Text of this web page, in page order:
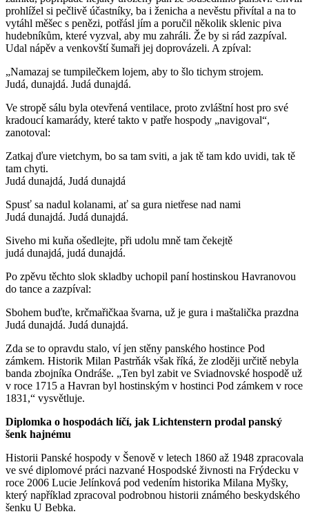
prohlížel si pečlivě účastníky, ba i ženicha a nevěstu přivítal a na to
vytáhl měšec s penězi, potřásl jím a poručil několik sklenic piva
hudebníkům, které vyzval, aby mu zahráli. Že by si rád zazpíval.
Udal nápěv a venkovští šumaři jej doprovázeli. A zpíval:
„Namazaj se tumpilečkem lojem, aby to šlo tichym strojem.
Judá, dunajdá. Judá dunajdá.
Ve stropě sálu byla otevřená ventilace, proto zvláštní host pro své
kradoucí kamarády, které takto v patře hospody „navigoval“,
zanotoval:
Zatkaj ďure vietchym, bo sa tam sviti, a jak tě tam kdo uvidi, tak tě
tam chyti.
Judá dunajdá, Judá dunajdá
Spusť sa nadul kolanami, ať sa gura nietřese nad nami
Judá dunajdá. Judá dunajdá.
Siveho mi kuňa ošedlejte, při udolu mně tam čekejtě
judá dunajdá, judá dunajdá.
Po zpěvu těchto slok skladby uchopil paní hostinskou Havranovou
do tance a zazpíval:
Sbohem buďte, krčmařičkaa švarna, už je gura i maštalička prazdna
Judá dunajdá. Judá dunajdá.
Zda se to opravdu stalo, ví jen stěny panského hostince Pod
zámkem. Historik Milan Pastrňák však říká, že zloději určitě nebyla
banda zbojníka Ondráše. „Ten byl zabit ve Sviadnovské hospodě už
v roce 1715 a Havran byl hostinským v hostinci Pod zámkem v roce
1831,“ vysvětluje.
Diplomka o hospodách líčí, jak Lichtenstern prodal panský
šenk hajnému
Historii Panské hospody v Šenově v letech 1860 až 1948 zpracovala
ve své diplomové práci nazvané Hospodské živnosti na Frýdecku v
roce 2006 Lucie Jelínková pod vedením historika Milana Myšky,
který například zpracoval podrobnou historii známého beskydského
šenku U Bebka.